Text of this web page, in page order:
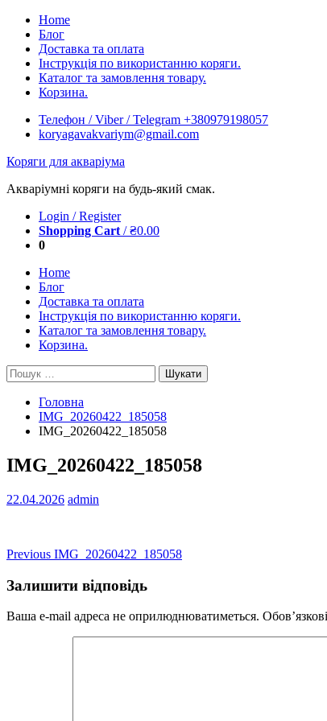
Skip
content
Home
Блог
Доставка та оплата
Інструкція по використанню коряги.
Каталог та замовлення товару.
Корзина.
Телефон / Viber / Telegram +380979198057
koryagavakvariym@gmail.com
Коряги для акваріума
Акваріумні коряги на будь-який смак.
Login / Register
Shopping Cart /₴0.00
0
Home
Блог
Доставка та оплата
Інструкція по використанню коряги.
Каталог та замовлення товару.
Корзина.
Пошук:
Головна
IMG_20260422_185058
IMG_20260422_185058
IMG_20260422_185058
22.04.2026 admin
Навігація
записів
Previous Previous
IMG_20260422_185058
Залишити відповідь
Ваша e-mail адреса не оприлюднюватиметься.